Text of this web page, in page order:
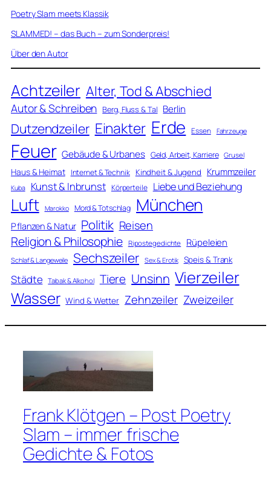
Poetry Slam meets Klassik
SLAMMED! – das Buch – zum Sonderpreis!
Über den Autor
Achtzeiler Alter, Tod & Abschied
Autor & Schreiben Berg, Fluss & Tal Berlin
Dutzendzeiler Einakter Erde Essen Fahrzeuge
Feuer Gebäude & Urbanes Geld, Arbeit, Karriere Grusel
Haus & Heimat Internet & Technik Kindheit & Jugend Krummzeiler
Kuba Kunst & Inbrunst Körperteile Liebe und Beziehung
Luft Marokko Mord & Totschlag München
Pflanzen & Natur Politik Reisen
Religion & Philosophie Ripostegedichte Rüpeleien
Schlaf & Langeweile Sechszeiler Sex & Erotik Speis & Trank
Städte Tabak & Alkohol Tiere Unsinn Vierzeiler
Wasser Wind & Wetter Zehnzeiler Zweizeiler
Frank Klötgen – Post Poetry
Slam – immer frische
Gedichte & Fotos